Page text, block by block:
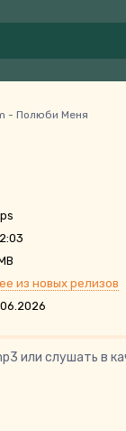
- Полюби Меня
из новых релизов
или слушать в